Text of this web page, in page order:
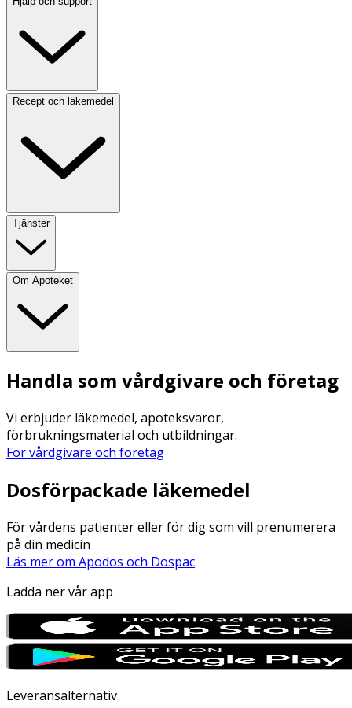
Recept och läkemedel
Tjänster
Om Apoteket
Handla som vårdgivare och företag
Vi erbjuder läkemedel, apoteksvaror,
förbrukningsmaterial och utbildningar.
För vårdgivare och företag
Dosförpackade läkemedel
För vårdens patienter eller för dig som vill prenumerera
på din medicin
Läs mer om Apodos och Dospac
Ladda ner vår app
Leveransalternativ